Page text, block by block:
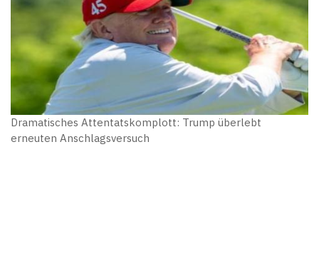
Dramatisches Attentatskomplott: Trump überlebt
erneuten Anschlagsversuch